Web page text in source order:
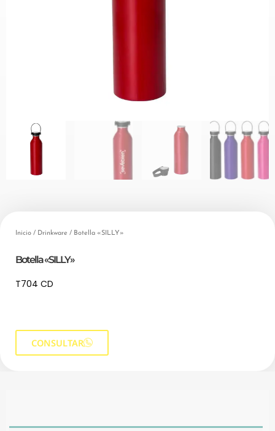
Inicio / Drinkware / Botella «SILLY»
Botella «SILLY»
T704 CD
CONSULTAR